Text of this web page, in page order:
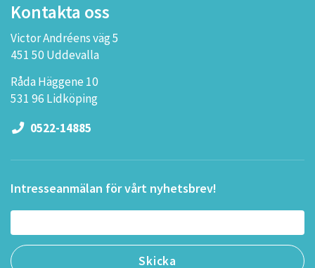
Kontakta oss
Victor Andréens väg 5
451 50 Uddevalla
Råda Häggene 10
531 96 Lidköping
0522-14885
Intresseanmälan för vårt nyhetsbrev!